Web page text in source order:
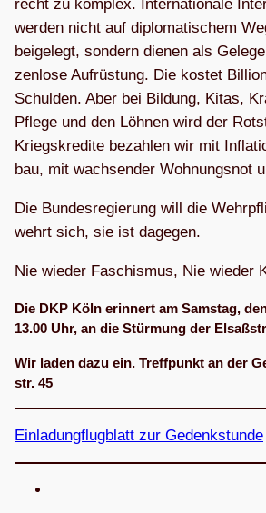
recht zu kom­plex. Inter­na­tio­nale
wer­den nicht auf diplo­ma­ti­schem
bei­gelegt, son­dern die­nen als
zen­lose Auf­rüs­tung. Die kos­tet
Schul­den. Aber bei Bil­dung, Kitas,
Pflege und den Löh­nen wird der
Kriegs­kre­dite bezah­len wir mit
bau, mit wach­sen­der Woh­nungs­not
Die Bun­des­re­gie­rung will die
wehrt sich, sie ist dagegen.
Nie wie­der Faschis­mus, Nie wie­der
Die DKP Köln erin­nert am Sams­tag,
13.00 Uhr, an die Stür­mung der
Wir laden dazu ein. Treff­punkt an der
str. 45
Ein­la­dung­flug­blatt zur Gedenkstunde